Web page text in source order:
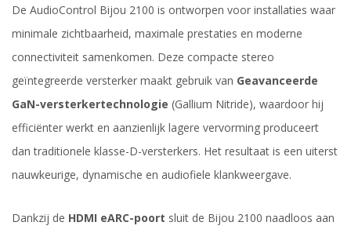
De AudioControl Bijou 2100 is ontworpen voor installaties waar
minimale zichtbaarheid, maximale prestaties en moderne
connectiviteit samenkomen. Deze compacte stereo
geïntegreerde versterker maakt gebruik van Geavanceerde
GaN-versterkertechnologie (Gallium Nitride), waardoor hij
efficiënter werkt en aanzienlijk lagere vervorming produceert
dan traditionele klasse-D-versterkers. Het resultaat is een uiterst
nauwkeurige, dynamische en audiofiele klankweergave.
Dankzij de HDMI eARC-poort sluit de Bijou 2100 naadloos aan